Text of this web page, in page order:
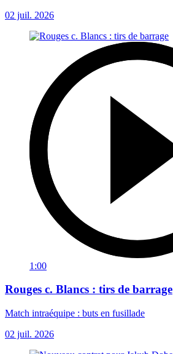
02 juil. 2026
1:00
Rouges c. Blancs : tirs de barrage
Match intraéquipe : buts en fusillade
02 juil. 2026